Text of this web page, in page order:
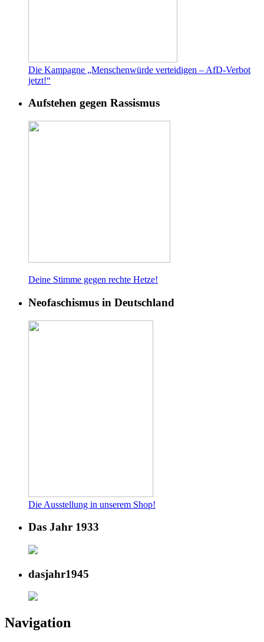
Die Kampagne „Menschenwürde verteidigen – AfD-Verbot
jetzt!“
Aufstehen gegen Rassismus
Deine Stimme gegen rechte Hetze!
Neofaschismus in Deutschland
Die Ausstellung in unserem Shop!
Das Jahr 1933
dasjahr1945
Navigation